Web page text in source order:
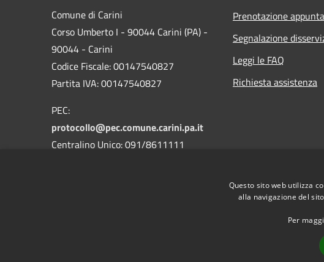
Comune di Carini
Corso Umberto I - 90044 Carini (PA) -
90044 - Carini
Codice Fiscale: 00147540827
Partita IVA: 00147540827
PEC:
protocollo@pec.comune.carini.pa.it
Centralino Unico: 091/8611111
Prenotazione
Segnalazione
Leggi le FAQ
Richiesta assistenza
Questo sito web utilizza
alla navigazione del
Per